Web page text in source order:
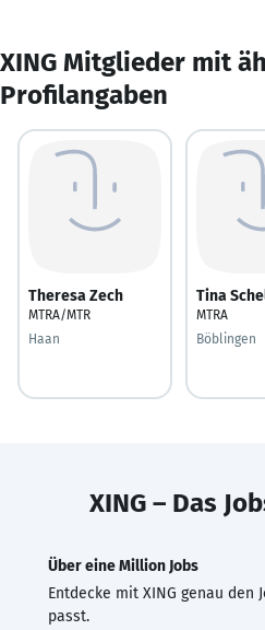
XING Mitglieder mit
Profilangaben
Theresa Zech
MTRA/MTR
Haan
Tina
MTRA
Böblingen
XING – Das
Über eine Million Jobs
Entdecke mit XING genau den
passt.